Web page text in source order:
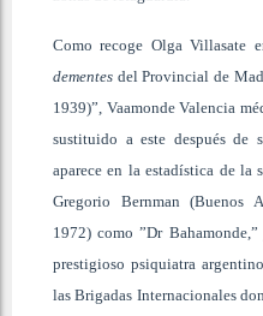
Como recoge Olga Villasate
dementes del Provincial de
1939)”, Vaamonde Valencia
sustituido a este después de
aparece en la estadística de la
Gregorio Bernman (Buenos
1972) como ”Dr
prestigioso psiquiatra
las Brigadas Internacionales